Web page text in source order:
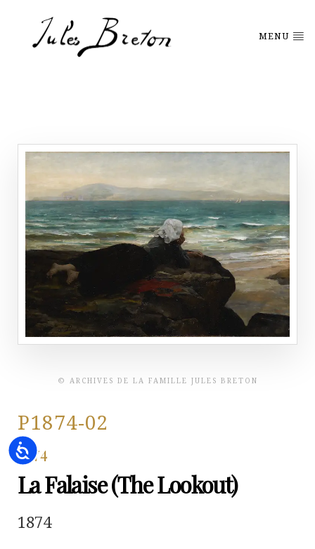
Accessibility
MENU
© ARCHIVES DE LA FAMILLE JULES BRETON
P1874-02
1874
La Falaise (The Lookout)
1874